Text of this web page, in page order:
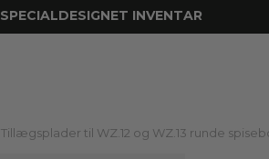
SPECIALDESIGNET INVENTAR
Tillægsplader til WZ.12 og WZ.13 runde